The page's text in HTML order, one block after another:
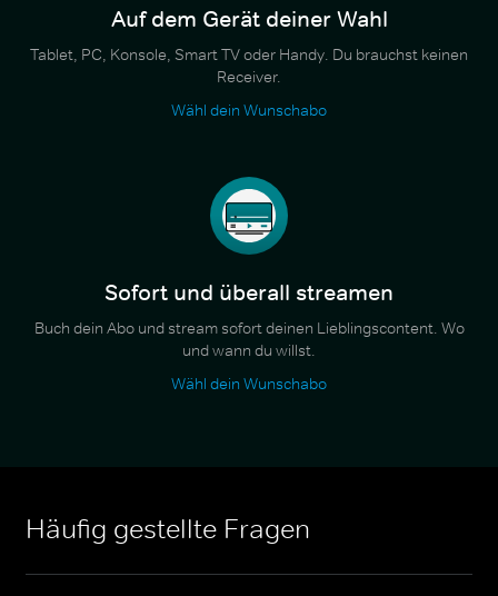
Auf dem Gerät deiner Wahl
Tablet, PC, Konsole, Smart TV oder Handy. Du brauchst keinen
Receiver.
Wähl dein Wunschabo
Sofort und überall streamen
Buch dein Abo und stream sofort deinen Lieblingscontent. Wo
und wann du willst.
Wähl dein Wunschabo
Häufig gestellte Fragen